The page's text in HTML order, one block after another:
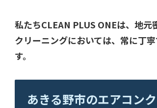
私たちCLEAN PLUS ONEは、地
クリーニングにおいては、常に丁
す。
あきる野市のエアコン